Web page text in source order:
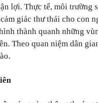
lợi. Thực tế, môi trường
giác thư thái cho con
thành quanh những
Theo quan niệm dân